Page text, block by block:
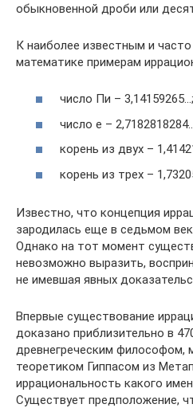
обыкновенной дроби или
К наиболее известным и
математике примерам
число Пи – 3,14159265…;
число e –
корень из двух –
корень из трех –
Известно, что концепция
зародилась еще в седьмом
Однако на тот момент
невозможно выразить,
не имевшая явных
Впервые существование
доказано приблизительно в
древнегреческим философом,
теоретиком Гиппасом из
иррациональность какого
Существует предположение,